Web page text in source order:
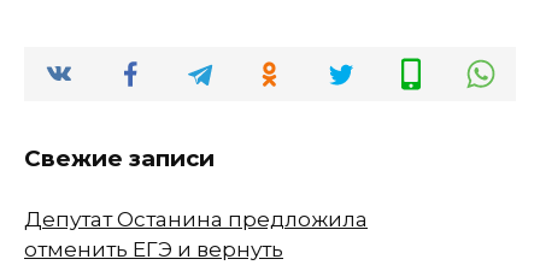
Свежие записи
Депутат Останина предложила
отменить ЕГЭ и вернуть